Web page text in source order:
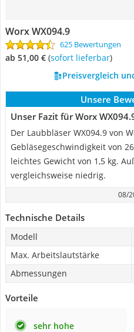
Worx WX094.9
625 Bewertungen
ab 51,00 € ( Sofort lieferbar)
Preisvergleich
Unsere
Unser Fazit für Worx
Der Laubbläser WX094.9 von
Gebläsegeschwindigkeit von
leichtes Gewicht von 1,5 kg.
vergleichsweise niedrig.
08/
Technische Details
Modell
Max. Arbeitslautstärke
Abmessungen
Vorteile
sehr hohe